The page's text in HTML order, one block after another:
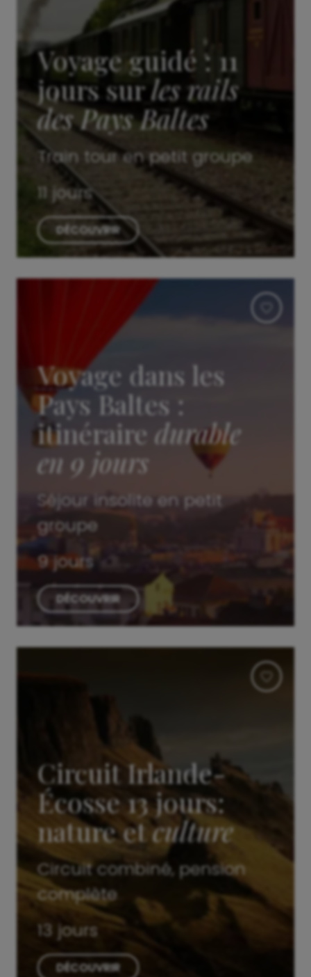
Voyage guidé : 11
jours surles rails
des Pays Baltes
Train tour en petit groupe
11 jours
DÉCOUVRIR
Voyage dans les
Pays Baltes :
itinéraire durable
en 9 jours
Séjour insolite en petit
groupe
9 jours
DÉCOUVRIR
Circuit Irlande-
Écosse 13 jours:
nature etculture
Circuit combiné, pension
complète
13 jours
DÉCOUVRIR